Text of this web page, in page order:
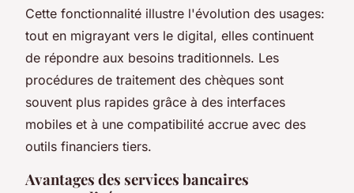
Cette fonctionnalité illustre l'évolution des usages:
tout en migrayant vers le digital, elles continuent
de répondre aux besoins traditionnels. Les
procédures de traitement des chèques sont
souvent plus rapides grâce à des interfaces
mobiles et à une compatibilité accrue avec des
outils financiers tiers.
Avantages des services bancaires